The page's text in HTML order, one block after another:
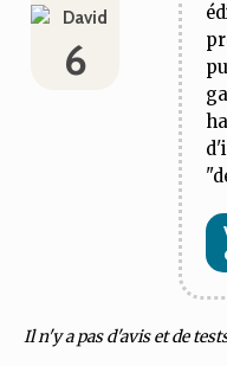
6
Il n'y a pas d'avis et de